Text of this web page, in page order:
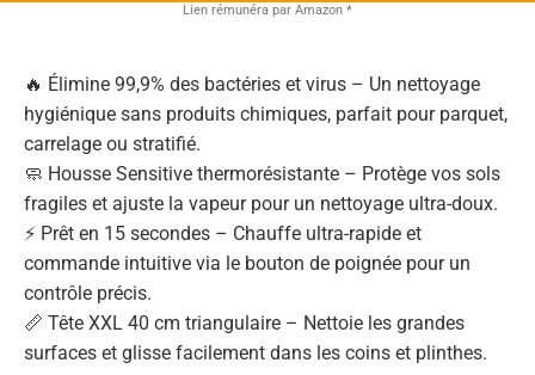
Lien rémunéra par Amazon *
🔥 Élimine 99,9% des bactéries et virus – Un nettoyage
hygiénique sans produits chimiques, parfait pour parquet,
carrelage ou stratifié.
🧼 Housse Sensitive thermorésistante – Protège vos sols
fragiles et ajuste la vapeur pour un nettoyage ultra-doux.
⚡ Prêt en 15 secondes – Chauffe ultra-rapide et
commande intuitive via le bouton de poignée pour un
contrôle précis.
📏 Tête XXL 40 cm triangulaire – Nettoie les grandes
surfaces et glisse facilement dans les coins et plinthes.